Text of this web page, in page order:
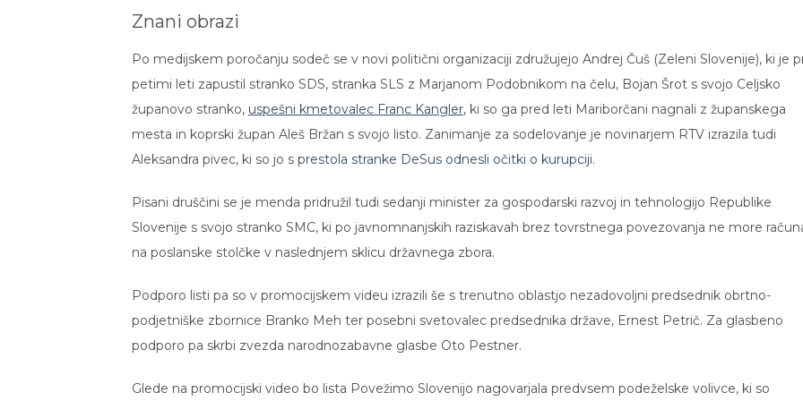
Znani obrazi
Po medijskem poročanju sodeč se v novi politični organizaciji združujejo Andrej Čuš (Zeleni Slovenije), ki je
petimi leti zapustil stranko SDS, stranka SLS z Marjanom Podobnikom na čelu, Bojan Šrot s svojo Celjsko
županovo stranko, uspešni kmetovalec Franc Kangler, ki so ga pred leti Mariborčani nagnali z županskega
mesta in koprski župan Aleš Bržan s svojo listo. Zanimanje za sodelovanje je novinarjem RTV izrazila tudi
Aleksandra pivec, ki so jo s prestola stranke DeSus odnesli očitki o kurupciji.
Pisani druščini se je menda pridružil tudi sedanji minister za gospodarski razvoj in tehnologijo Republike
Slovenije s svojo stranko SMC, ki po javnomnanjskih raziskavah brez tovrstnega povezovanja ne more
na poslanske stolčke v naslednjem sklicu državnega zbora.
Podporo listi pa so v promocijskem videu izrazili še s trenutno oblastjo nezadovoljni predsednik obrtno-
podjetniške zbornice Branko Meh ter posebni svetovalec predsednika države, Ernest Petrič. Za glasbeno
podporo pa skrbi zvezda narodnozabavne glasbe Oto Pestner.
Glede na promocijski video bo lista Povežimo Slovenijo nagovarjala predvsem podeželske volivce, ki so